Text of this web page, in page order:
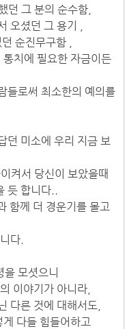
던 그 분의 순수함,
오셨던 그 용기 ,
순진무구함 ,
치에 필요한 자금이든
들로써 최소한의 예의를
던 미소에 우리 지금 보
켜서 당신이 보았을때
듯 합니다..
함께 더 경운기를 몰고
다.
모셧으니
이야기가 아니라,
다른 것에 대해서도,
다들 힘들어하고